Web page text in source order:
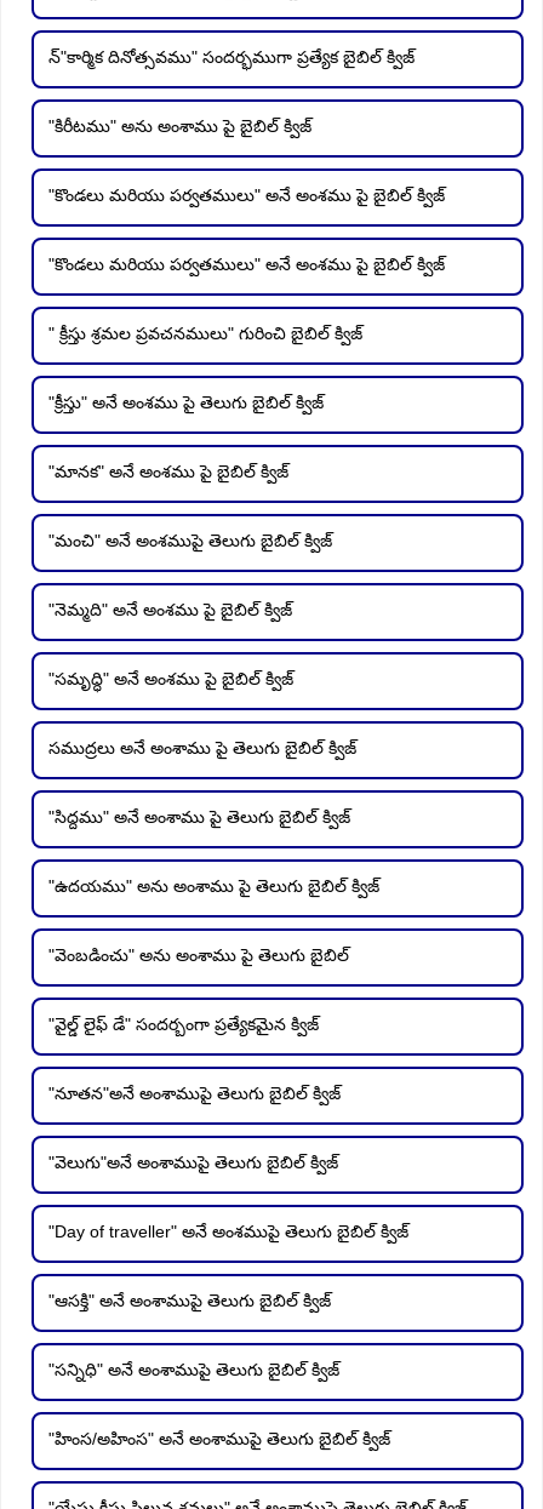
న్"కార్మిక దినోత్సవము" సందర్భముగా ప్రత్యేక బైబిల్ క్విజ్
"కిరీటము" అను అంశాము పై బైబిల్ క్విజ్
"కొండలు మరియు పర్వతములు" అనే అంశము పై బైబిల్ క్విజ్
"కొండలు మరియు పర్వతములు" అనే అంశము పై బైబిల్ క్విజ్
" క్రీస్తు శ్రమల ప్రవచనములు" గురించి బైబిల్ క్విజ్
"క్రీస్తు" అనే అంశము పై తెలుగు బైబిల్ క్విజ్
"మానక" అనే అంశము పై బైబిల్ క్విజ్
"మంచి" అనే అంశముపై తెలుగు బైబిల్ క్విజ్
"నెమ్మది" అనే అంశము పై బైబిల్ క్విజ్
"సమృద్ధి" అనే అంశము పై బైబిల్ క్విజ్
సముద్రలు అనే అంశాము పై తెలుగు బైబిల్ క్విజ్
"సిద్దము" అనే అంశాము పై తెలుగు బైబిల్ క్విజ్
"ఉదయము" అను అంశాము పై తెలుగు బైబిల్ క్విజ్
"వెంబడించు" అను అంశాము పై తెలుగు బైబిల్
"వైల్డ్ లైఫ్ డే" సందర్బంగా ప్రత్యేకమైన క్విజ్
"నూతన"అనే అంశాముపై తెలుగు బైబిల్ క్విజ్
"వెలుగు"అనే అంశాముపై తెలుగు బైబిల్ క్విజ్
"Day of traveller" అనే అంశముపై తెలుగు బైబిల్ క్విజ్
"ఆసక్తి" అనే అంశాముపై తెలుగు బైబిల్ క్విజ్
"సన్నిధి" అనే అంశాముపై తెలుగు బైబిల్ క్విజ్
"హింస/అహింస" అనే అంశాముపై తెలుగు బైబిల్ క్విజ్